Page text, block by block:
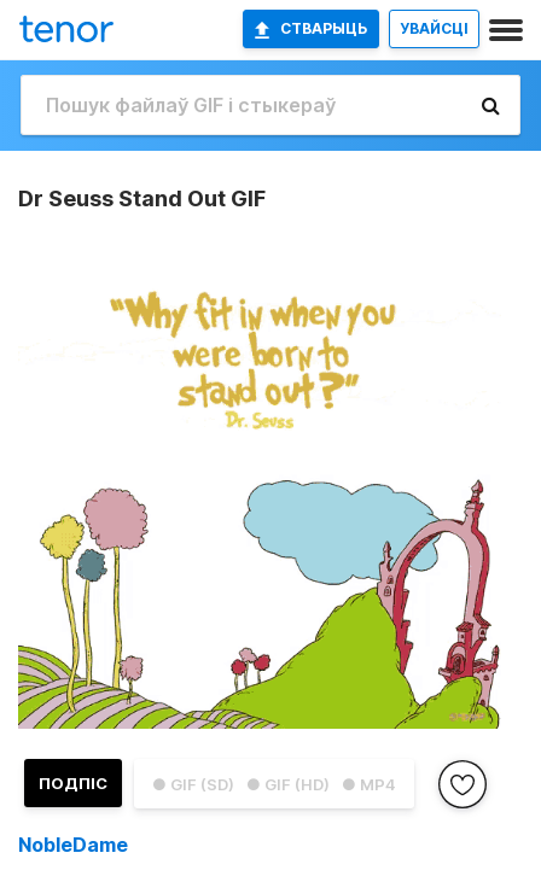
СТВАРЫЦЬ УВАЙСЦІ
Dr Seuss Stand Out GIF
● GIF (SD) ● GIF (HD) ● MP4
ПОДПІС
NobleDame